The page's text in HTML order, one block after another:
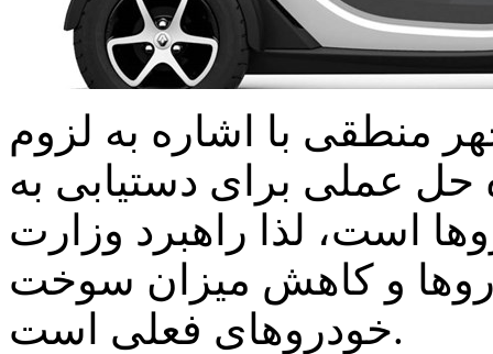
منطقی با اشاره به لزوم
عملی برای دستیابی به
است، لذا راهبرد وزارت
و کاهش میزان سوخت
خودروهای فعلی است.